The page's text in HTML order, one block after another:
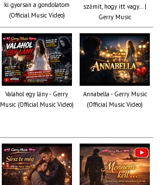
ki gyorsan a gondolatom
(Official Music Video)
számít, hogy itt vagy… |
Gerry Music
Valahol egy lány - Gerry
Music (Official Music Video)
Annabella - Gerry Music
(Official Music Video)